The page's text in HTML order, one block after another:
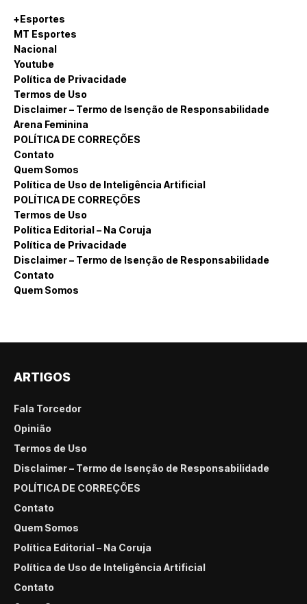
+Esportes
MT Esportes
Nacional
Youtube
Política de Privacidade
Termos de Uso
Disclaimer – Termo de Isenção de Responsabilidade
Arena Feminina
POLÍTICA DE CORREÇÕES
Contato
Quem Somos
Política de Uso de Inteligência Artificial
POLÍTICA DE CORREÇÕES
Termos de Uso
Política Editorial – Na Coruja
Política de Privacidade
Disclaimer – Termo de Isenção de Responsabilidade
Contato
Quem Somos
ARTIGOS
Fala Torcedor
Opinião
Termos de Uso
Disclaimer – Termo de Isenção de Responsabilidade
POLÍTICA DE CORREÇÕES
Contato
Quem Somos
Política Editorial – Na Coruja
Política de Uso de Inteligência Artificial
Contato